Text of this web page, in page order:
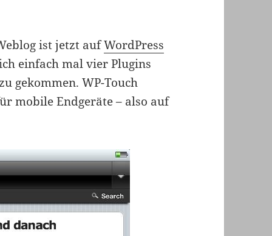
ist jetzt aufWordPress
einfach mal vier Plugins
gekommen. WP-Touch
mobile Endgeräte – also auf